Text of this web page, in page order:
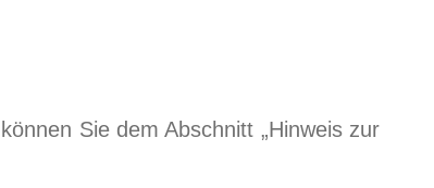
Sie dem Abschnitt „Hinweis zur